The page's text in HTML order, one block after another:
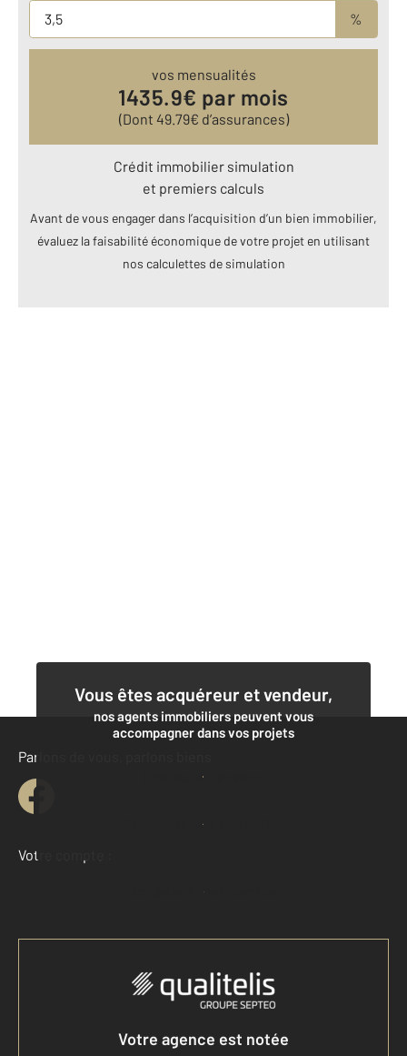
%
vos mensualités
1435.9€ par mois
(Dont 49.79€ d’assurances)
Crédit immobilier simulation
et premiers calculs
Avant de vous engager dans l’acquisition d’un bien immobilier,
évaluez la faisabilité économique de votre projet en utilisant
nos calculettes de simulation
Vous êtes acquéreur et vendeur,
nos agents immobiliers peuvent vous
accompagner dans vos projets
Contacter l'agence
Demander une estimation
Parlons de vous, parlons biens
Votre compte :
Accéder à mon compte
Votre agence est notée